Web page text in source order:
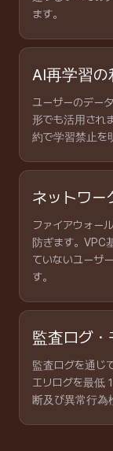
ます。
AI再学習
ユーザーのデー
形でも活用され
約で学習禁止を
ネットワー
ファイアウォー
防ぎます。VPC
ていないユーザ
す。
監査ログ・
監査ログを通じ
エリログを最低
断及び異常行為